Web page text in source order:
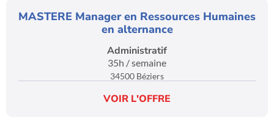
MASTERE Manager en Ressources Humaines
en alternance
Administratif
35h / semaine
34500 Béziers
VOIR L'OFFRE